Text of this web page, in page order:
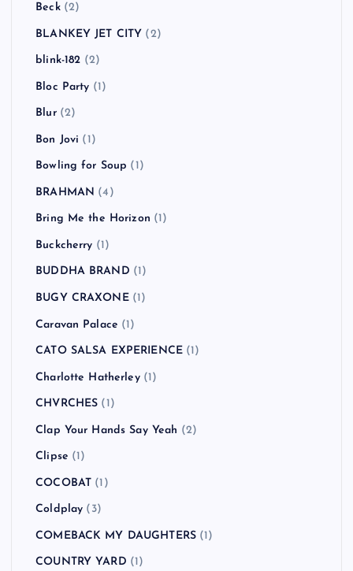
Beck(2)
BLANKEY JET CITY (2)
blink-182 (2)
Bloc Party (1)
Blur(2)
Bon Jovi (1)
Bowling for Soup (1)
BRAHMAN (4)
Bring Me the Horizon (1)
Buckcherry (1)
BUDDHA BRAND (1)
BUGY CRAXONE(1)
Caravan Palace (1)
CATO SALSA EXPERIENCE (1)
Charlotte Hatherley(1)
CHVRCHES (1)
Clap Your Hands Say Yeah (2)
Clipse (1)
COCOBAT (1)
Coldplay (3)
COMEBACK MY DAUGHTERS (1)
COUNTRY YARD (1)